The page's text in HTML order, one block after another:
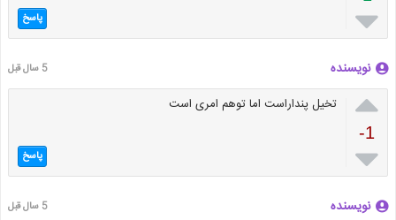
 پاسخ
نویسنده 5 سال قبل

-1

تخیل پنداراست اما توهم امری است
پاسخ
نویسنده 5 سال قبل